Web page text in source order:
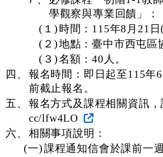
學觀察與專業回饋」：
(１) 時間：115年8月21
(２)地點：臺中市西屯區
(３)名額：40人。
四、 報名時間：即日起至115年
前截止報名。
五、 報名方式及課程相關資訊
cc/lfw4LO
六、 相關事項說明：
(一)課程通知信會於課前一